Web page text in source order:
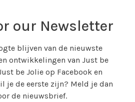
our Newsletter
blijven van de nieuwste
ontwikkelingen van Just be
be Jolie op Facebook en
je de eerste zijn? Meld je dan
de nieuwsbrief.